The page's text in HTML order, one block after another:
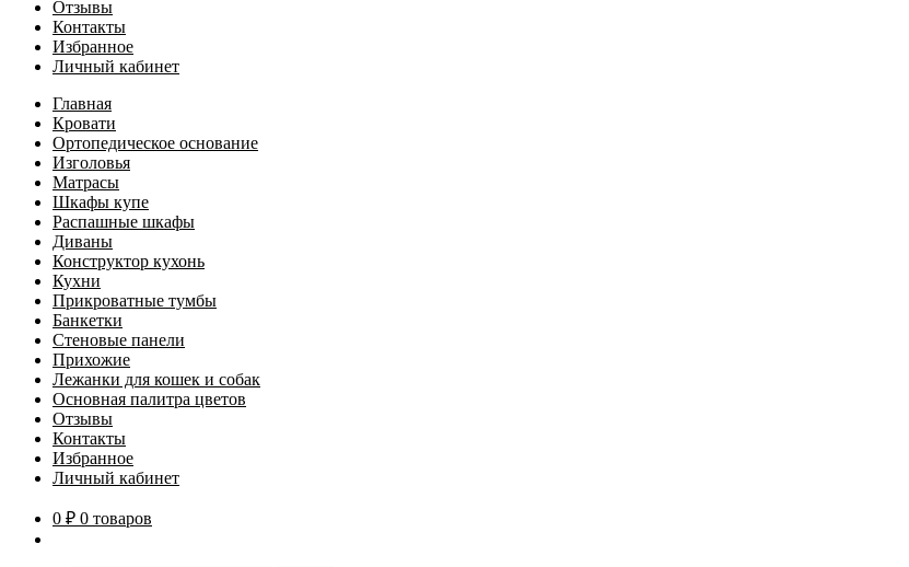
Отзывы
Контакты
Избранное
Личный кабинет
Главная
Кровати
Ортопедическое основание
Изголовья
Матрасы
Шкафы купе
Распашные шкафы
Диваны
Конструктор кухонь
Кухни
Прикроватные тумбы
Банкетки
Стеновые панели
Прихожие
Лежанки для кошек и собак
Основная палитра цветов
Отзывы
Контакты
Избранное
Личный кабинет
0 ₽ 0 товаров